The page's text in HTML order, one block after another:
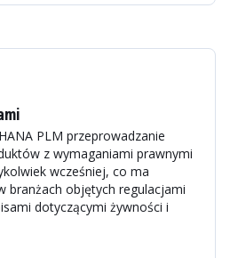
PLM przeprowadzanie
z wymaganiami prawnymi
wcześniej, co ma
branżach objętych regulacjami
dotyczącymi żywności i